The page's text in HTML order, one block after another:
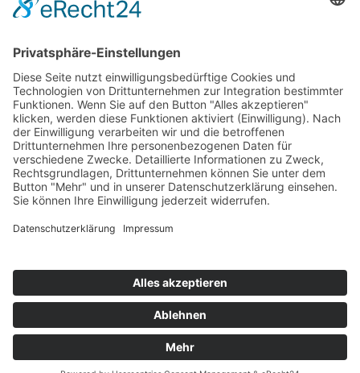
Online Rezept­bestellung
Parkplätze für Patientinnen
Termin
Kirschbaum
-
Fachärztinnen
für
Frauenheilkunde
Kirschbaum
-
Fachärztinnen
für
Frauenheilkunde
Kirschbaum
Fachärztinnen
Frauenheilkunde
Service Kontakt
Privatpraxis Dr. Fischer & Kirschbaum - Fachärztinnen für Frauenheilkunde und
Impressum